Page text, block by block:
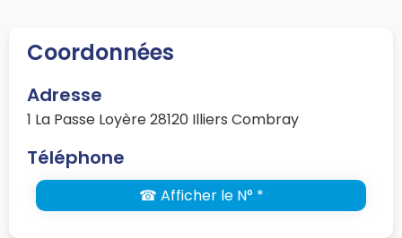
Coordonnées
Adresse
1 La Passe Loyère 28120 Illiers Combray
Téléphone
☎ Afficher le N° *